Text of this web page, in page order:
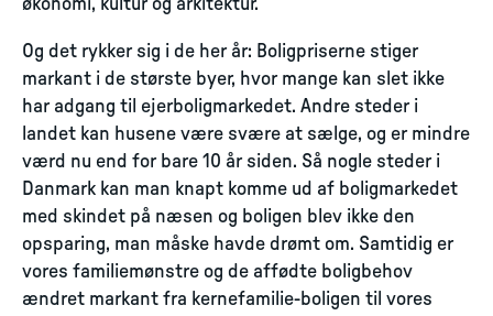
økonomi, kultur og arkitektur.
Og det rykker sig i de her år: Boligpriserne stiger
markant i de største byer, hvor mange kan slet ikke
har adgang til ejerboligmarkedet. Andre steder i
landet kan husene være svære at sælge, og er mindre
værd nu end for bare 10 år siden. Så nogle steder i
Danmark kan man knapt komme ud af boligmarkedet
med skindet på næsen og boligen blev ikke den
opsparing, man måske havde drømt om. Samtidig er
vores familiemønstre og de affødte boligbehov
ændret markant fra kernefamilie-boligen til vores